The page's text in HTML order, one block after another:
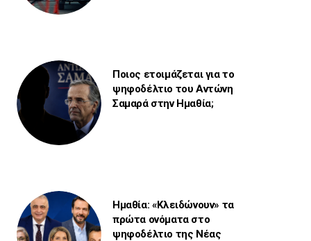
Ποιος ετοιμάζεται για το
ψηφοδέλτιο του Αντώνη
Σαμαρά στην Ημαθία;
Ημαθία: «Κλειδώνουν» τα
πρώτα ονόματα στο
ψηφοδέλτιο της Νέας